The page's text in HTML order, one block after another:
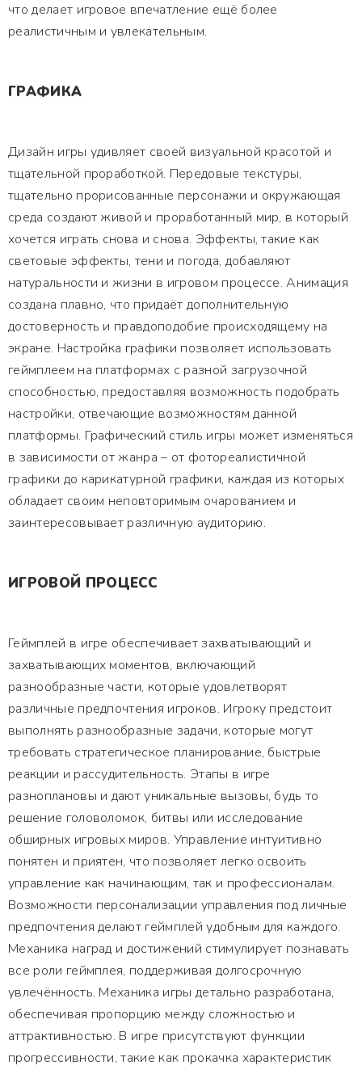
что делает игровое впечатление ещё более
реалистичным и увлекательным.
ГРАФИКА
Дизайн игры удивляет своей визуальной красотой и
тщательной проработкой. Передовые текстуры,
тщательно прорисованные персонажи и окружающая
среда создают живой и проработанный мир, в который
хочется играть снова и снова. Эффекты, такие как
световые эффекты, тени и погода, добавляют
натуральности и жизни в игровом процессе. Анимация
создана плавно, что придаёт дополнительную
достоверность и правдоподобие происходящему на
экране. Настройка графики позволяет использовать
геймплеем на платформах с разной загрузочной
способностью, предоставляя возможность подобрать
настройки, отвечающие возможностям данной
платформы. Графический стиль игры может изменяться
в зависимости от жанра – от фотореалистичной
графики до карикатурной графики, каждая из которых
обладает своим неповторимым очарованием и
заинтересовывает различную аудиторию.
ИГРОВОЙ ПРОЦЕСС
Геймплей в игре обеспечивает захватывающий и
захватывающих моментов, включающий
разнообразные части, которые удовлетворят
различные предпочтения игроков. Игроку предстоит
выполнять разнообразные задачи, которые могут
требовать стратегическое планирование, быстрые
реакции и рассудительность. Этапы в игре
разноплановы и дают уникальные вызовы, будь то
решение головоломок, битвы или исследование
обширных игровых миров. Управление интуитивно
понятен и приятен, что позволяет легко освоить
управление как начинающим, так и профессионалам.
Возможности персонализации управления под личные
предпочтения делают геймплей удобным для каждого.
Механика наград и достижений стимулирует познавать
все роли геймплея, поддерживая долгосрочную
увлечённость. Механика игры детально разработана,
обеспечивая пропорцию между сложностью и
аттрактивностью. В игре присутствуют функции
прогрессивности, такие как прокачка характеристик